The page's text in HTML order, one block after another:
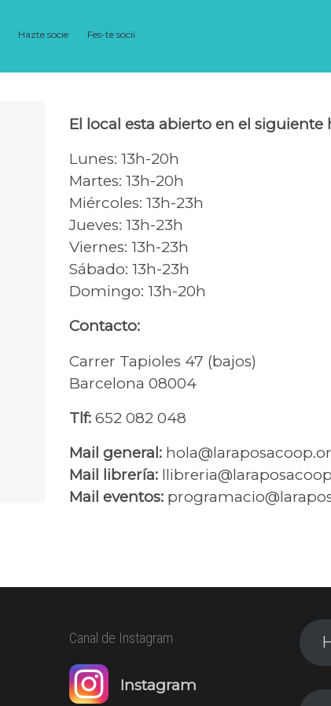
Hazte socie Fes-te sociï
El local esta abierto en el siguiente
Lunes: 13h-20h
Martes: 13h-20h
Miércoles: 13h-23h
Jueves: 13h-23h
Viernes: 13h-23h
Sábado: 13h-23h
Domingo: 13h-20h
Contacto:
Carrer Tapioles 47 (bajos)
Barcelona 08004
Tlf: 652 082 048
Mail general:
Mail librería:
Mail eventos:
Canal de Instagram
Instagram